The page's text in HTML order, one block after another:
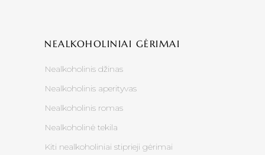
NEALKOHOLINIAI GĖRIMAI
Nealkoholinis džinas
Nealkoholinis aperityvas
Nealkoholinis romas
Nealkoholinė tekila
Kiti nealkoholiniai stiprieji gėrimai